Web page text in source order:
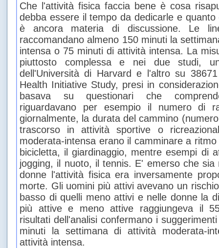
Che l'attività fisica faccia bene è cosa
debba essere il tempo da dedicarle e
è ancora materia di discussione. Le
raccomandano almeno 150 minuti la
intensa o 75 minuti di attività intensa. La
piuttosto complessa e nei due studi,
dell'Università di Harvard e l'altro su
Health Initiative Study, presi in
basava su questionari che
riguardavano per esempio il numero di
giornalmente, la durata del cammino
trascorso in attività sportive o
moderata-intensa erano il camminare a
bicicletta, il giardinaggio, mentre esempi di
jogging, il nuoto, il tennis. E' emerso che sia
donne l'attività fisica era inversamente
morte. Gli uomini più attivi avevano un
basso di quelli meno attivi e nelle donne la
più attive e meno attive raggiungeva il
risultati dell'analisi confermano i
minuti la settimana di attività moderata-
attività intensa.